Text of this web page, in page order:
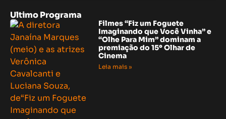
Ultimo Programa
Filmes “Fiz um Foguete
Imaginando que Você Vinha” e
“Olhe Para Mim” dominam a
premiação do 15º Olhar de
Cinema
Leia mais »